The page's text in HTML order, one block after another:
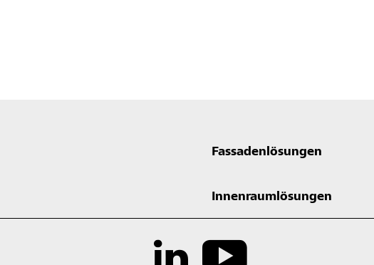
Fassadenlösungen
Innenraumlösungen